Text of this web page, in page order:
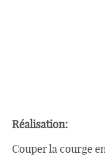
Réalisation:
Couper la courge